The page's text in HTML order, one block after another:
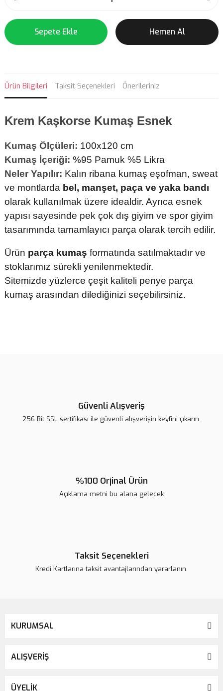
Sepete Ekle Hemen Al
Ürün Bilgileri Taksit Seçenekleri Önerileriniz
Krem Kaşkorse Kumaş Esnek
Kumaş Ölçüleri: 100x120 cm
Kumaş İçeriği: %95 Pamuk %5 Likra
Neler Yapılır: Kalın ribana kumaş eşofman, sweat
ve montlarda bel, manşet, paça ve yaka bandı
olarak kullanılmak üzere idealdir. Ayrıca esnek
yapısı sayesinde pek çok dış giyim ve spor giyim
tasarımında tamamlayıcı parça olarak tercih edilir.
Ürün parça kumaş formatında satılmaktadır ve
stoklarımız sürekli yenilenmektedir.
Sitemizde yüzlerce çeşit kaliteli penye parça
kumaş arasından dilediğinizi seçebilirsiniz.
Güvenli Alışveriş
256 Bit SSL sertifikası ile güvenli alışverişin keyfini çıkarın.
%100 Orjinal Ürün
Açıklama metni bu alana gelecek
Taksit Seçenekleri
Kredi Kartlarına taksit avantajlarından yararlanın.
KURUMSAL
ALIŞVERİŞ
ÜYELİK